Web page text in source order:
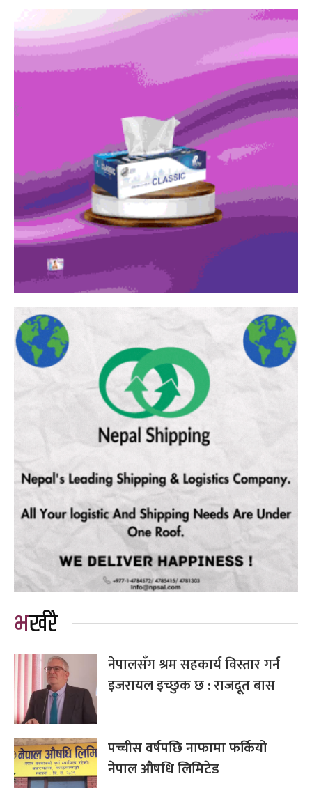
भर्खरै
नेपालसँग श्रम सहकार्य विस्तार गर्न
इजरायल इच्छुक छ : राजदूत बास
पच्चीस वर्षपछि नाफामा फर्कियो
नेपाल औषधि लिमिटेड